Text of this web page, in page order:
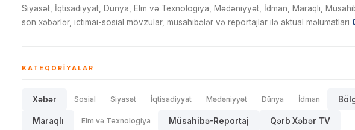
Siyasət, İqtisadiyyat, Dünya, Elm və Texnologiya, Mədəniyyət, İdman, Maraqlı,
son xəbərlər, ictimai-sosial mövzular, müsahibələr və reportajlar ilə aktual məlumatları
KATEQORIYALAR
Xəbər Sosial Siyasət İqtisadiyyat Mədəniyyət Dünya İdman
Maraqlı Elm və Texnologiya Müsahibə-Reportaj Qərb Xəbər TV